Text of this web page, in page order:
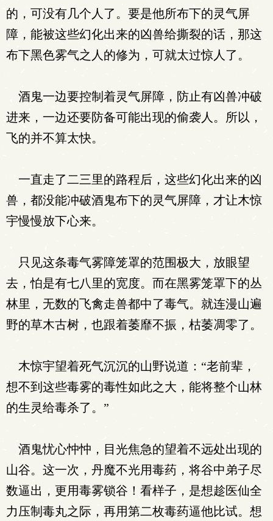
的，可没有几个人了。要是他所布下的灵气屏
障，能被这些幻化出来的凶兽给撕裂的话，那这
布下黑色雾气之人的修为，可就太过惊人了。
酒鬼一边要控制着灵气屏障，防止有凶兽冲破
进来，一边还要防备可能出现的偷袭人。所以，
飞的并不算太快。
一直走了二三里的路程后，这些幻化出来的凶
兽，都没能冲破酒鬼布下的灵气屏障，才让木惊
宇慢慢放下心来。
只见这条毒气雾障笼罩的范围极大，放眼望
去，怕是有七八里的宽度。而在黑雾笼罩下的丛
林里，无数的飞禽走兽都中了毒气。就连漫山遍
野的草木古树，也跟着萎靡不振，枯萎凋零了。
木惊宇望着死气沉沉的山野说道：“老前辈，
想不到这些毒雾的毒性如此之大，能将整个山林
的生灵给毒杀了。”
酒鬼忧心忡忡，目光焦急的望着不远处出现的
山谷。这一次，丹魔不光用毒药，将谷中弟子尽
数逼出，更用毒雾锁谷！看样子，是想趁医仙全
力压制毒丸之际，再用第二枚毒药逼他比试。想